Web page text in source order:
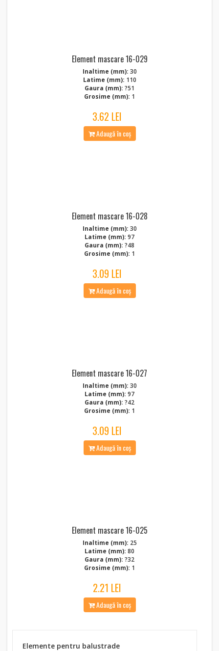
Element mascare 16-029
Inaltime (mm): 30
Latime (mm): 110
Gaura (mm): ?51
Grosime (mm): 1
3.62 LEI
Adaugă în coș
Element mascare 16-028
Inaltime (mm): 30
Latime (mm): 97
Gaura (mm): ?48
Grosime (mm): 1
3.09 LEI
Adaugă în coș
Element mascare 16-027
Inaltime (mm): 30
Latime (mm): 97
Gaura (mm): ?42
Grosime (mm): 1
3.09 LEI
Adaugă în coș
Element mascare 16-025
Inaltime (mm): 25
Latime (mm): 80
Gaura (mm): ?32
Grosime (mm): 1
2.21 LEI
Adaugă în coș
Elemente pentru balustrade